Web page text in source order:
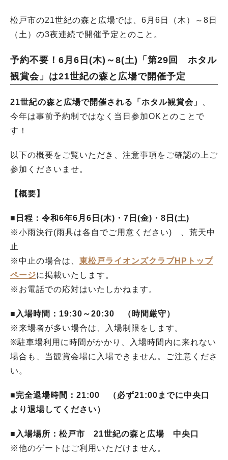
松戸市の21世紀の森と広場では、6月6日（木）～8日
（土）の3夜連続で開催予定とのこと。
予約不要！6月6日(木)～8(土)「第29回 ホタル
観賞会」は21世紀の森と広場で開催予定
21世紀の森と広場で開催される「ホタル観賞会」
今年は事前予約制ではなく当日参加OKとのことで
す！
以下の概要をご覧いただき、注意事項をご確認の上ご
参加くださいませ。
【概要】
■日程：令和6年6月6日(木)・7日(金)・8日(土)
※小雨決行(雨具は各自でご用意ください) 、荒天中
止
※中止の場合は、 東松戸ライオンズクラブHPトップ
ページに掲載いたします。
※お電話での応対はいたしかねます。
■入場時間：19:30～20:30 （時間厳守）
※来場者が多い場合は、入場制限をします。
※駐車場利用に時間がかかり、入場時間内に来れない
場合も、当観賞会場に入場できません。ご注意くださ
い。
■完全退場時間：21:00 （必ず21:00までに中央口
より退場してください）
■入場場所：松戸市 21世紀の森と広場 中央口
※他のゲートはご利用いただけません。